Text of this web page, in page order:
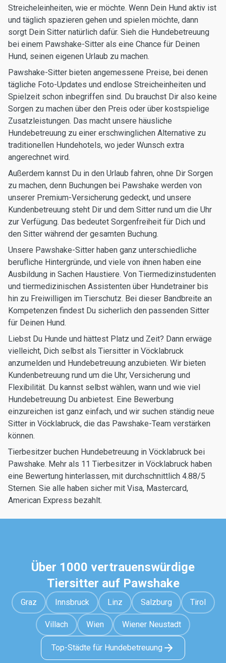
Streicheleinheiten, wie er möchte. Wenn Dein Hund aktiv ist
und täglich spazieren gehen und spielen möchte, dann
sorgt Dein Sitter natürlich dafür. Sieh die Hundebetreuung
bei einem Pawshake-Sitter als eine Chance für Deinen
Hund, seinen eigenen Urlaub zu machen.
Pawshake-Sitter bieten angemessene Preise, bei denen
tägliche Foto-Updates und endlose Streicheinheiten und
Spielzeit schon inbegriffen sind. Du brauchst Dir also keine
Sorgen zu machen über den Preis oder über kostspielige
Zusatzleistungen. Das macht unsere häusliche
Hundebetreuung zu einer erschwinglichen Alternative zu
traditionellen Hundehotels, wo jeder Wunsch extra
angerechnet wird.
Außerdem kannst Du in den Urlaub fahren, ohne Dir Sorgen
zu machen, denn Buchungen bei Pawshake werden von
unserer Premium-Versicherung gedeckt, und unsere
Kundenbetreuung steht Dir und dem Sitter rund um die Uhr
zur Verfügung. Das bedeutet Sorgenfreiheit für Dich und
den Sitter während der gesamten Buchung.
Unsere Pawshake-Sitter haben ganz unterschiedliche
berufliche Hintergründe, und viele von ihnen haben eine
Ausbildung in Sachen Haustiere. Von Tiermedizinstudenten
und tiermedizinischen Assistenten über Hundetrainer bis
hin zu Freiwilligen im Tierschutz. Bei dieser Bandbreite an
Kompetenzen findest Du sicherlich den passenden Sitter
für Deinen Hund.
Liebst Du Hunde und hättest Platz und Zeit? Dann erwäge
vielleicht, Dich selbst als Tiersitter in Vöcklabruck
anzumelden und Hundebetreuung anzubieten. Wir bieten
Kundenbetreuung rund um die Uhr, Versicherung und
Flexibilität. Du kannst selbst wählen, wann und wie viel
Hundebetreuung Du anbietest. Eine Bewerbung
einzureichen ist ganz einfach, und wir suchen ständig neue
Sitter in Vöcklabruck, die das Pawshake-Team verstärken
können.
Tierbesitzer buchen Hundebetreuung in Vöcklabruck bei
Pawshake. Mehr als 11 Tierbesitzer in Vöcklabruck haben
eine Bewertung hinterlassen, mit durchschnittlich 4.88/5
Sternen. Sie alle haben sicher mit Visa, Mastercard,
American Express bezahlt.
Über 1000 vertrauenswürdige
Tiersitter auf Pawshake
Graz Innsbruck Linz Salzburg Tirol
Villach Wien Wiener Neustadt
Top-Städte für Hundebetreuung